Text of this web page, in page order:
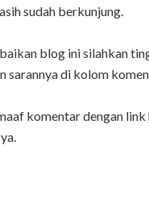
sudah berkunjung.
blog ini silahkan
sarannya di kolom
komentar dengan link